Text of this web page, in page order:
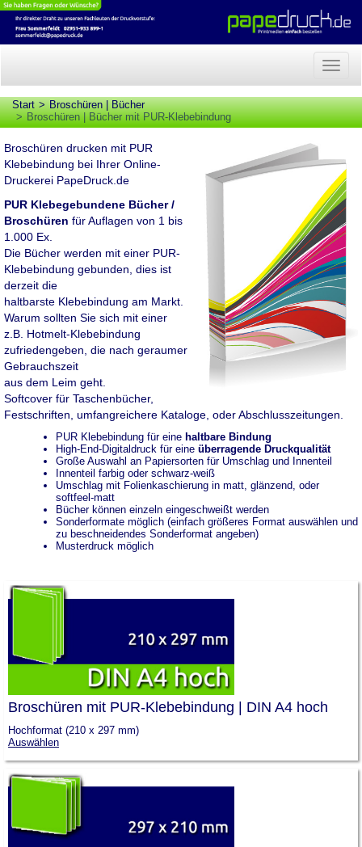
Start
Broschüren | Bücher
Broschüren | Bücher mit PUR-Klebebindung
Broschüren drucken mit PUR
Klebebindung bei Ihrer Online-
Druckerei PapeDruck.de
PUR Klebegebundene Bücher /
Broschüren für Auflagen von 1 bis
1.000 Ex.
Die Bücher werden mit einer PUR-
Klebebindung gebunden, dies ist
derzeit die
haltbarste Klebebindung am Markt.
Warum sollten Sie sich mit einer
z.B. Hotmelt-Klebebindung
zufriedengeben, die nach geraumer
Gebrauchszeit
aus dem Leim geht.
Softcover für Taschenbücher,
Festschriften, umfangreichere Kataloge, oder Abschlusszeitungen.
PUR Klebebindung für eine haltbare Bindung
High-End-Digitaldruck für eine überragende Druckqualität
Große Auswahl an Papiersorten für Umschlag und Innenteil
Innenteil farbig oder schwarz-weiß
Umschlag mit Folienkaschierung in matt, glänzend, oder
softfeel-matt
Bücher können einzeln eingeschweißt werden
Sonderformate möglich (einfach größeres Format auswählen und
zu beschneidendes Sonderformat angeben)
Musterdruck möglich
Broschüren mit PUR-Klebebindung | DIN A4 hoch
Hochformat (210 x 297 mm)
Auswählen